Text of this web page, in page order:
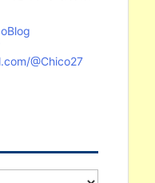
@Chico27